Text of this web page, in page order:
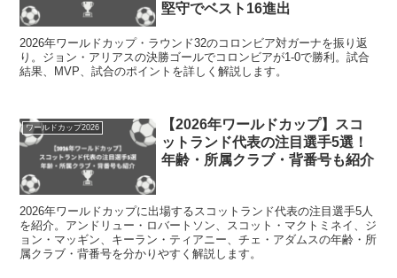
堅守でベスト16進出
2026年ワールドカップ・ラウンド32のコロンビア対ガーナを振り返
り。ジョン・アリアスの決勝ゴールでコロンビアが1-0で勝利。試合
結果、MVP、試合のポイントを詳しく解説します。
ワールドカップ2026
【2026年ワールドカップ】スコ
ットランド代表の注目選手5選！
年齢・所属クラブ・背番号も紹介
2026年ワールドカップに出場するスコットランド代表の注目選手5人
を紹介。アンドリュー・ロバートソン、スコット・マクトミネイ、ジ
ョン・マッギン、キーラン・ティアニー、チェ・アダムスの年齢・所
属クラブ・背番号を分かりやすく解説します。